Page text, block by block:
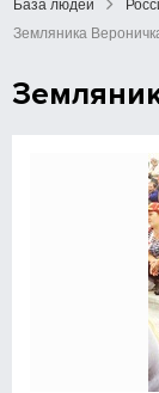
База людей
Земляника